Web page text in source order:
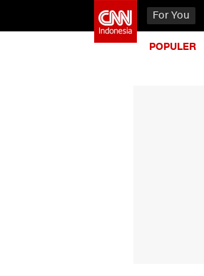
For You
POPULER